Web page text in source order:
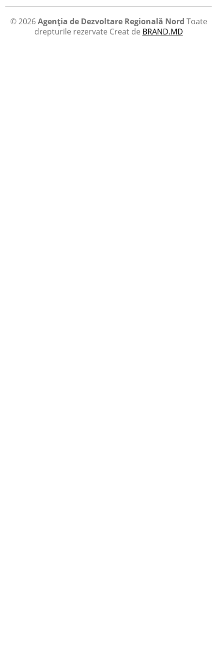
© 2026Agenția de Dezvoltare Regională Nord Toate
drepturile rezervate Creat de BRAND.MD